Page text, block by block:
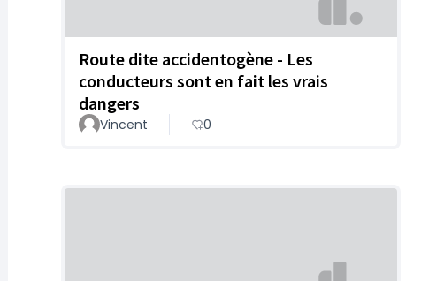
Route dite accidentogène - Les
conducteurs sont en fait les vrais
dangers
Vincent 0